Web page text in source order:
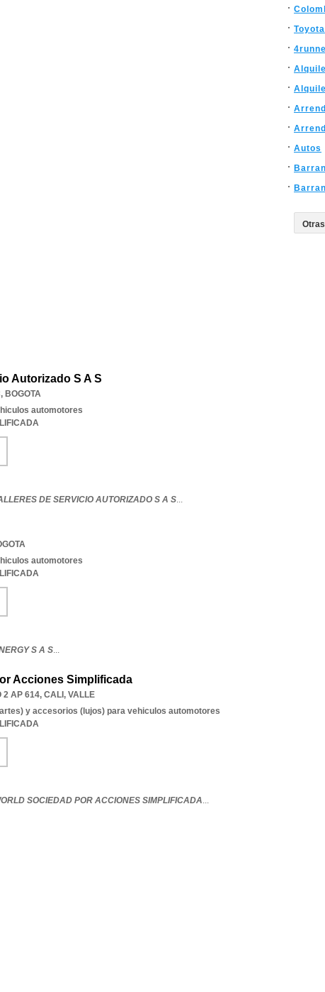
Autorizado S A S
, BOGOTA
automotores
DE SERVICIO AUTORIZADO S A S...
automotores
S A S...
Acciones Simplificada
2 AP 614, CALI , VALLE
y accesorios (lujos) para vehiculos automotores
SOCIEDAD POR ACCIONES SIMPLIFICADA...
Toyota
Autos